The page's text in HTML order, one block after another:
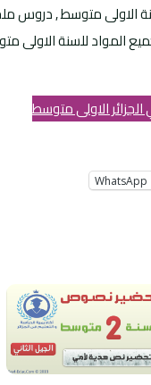
الاولى متوسط , دروس
المواد للسنة الاولى
الاولى متوسط
WhatsApp